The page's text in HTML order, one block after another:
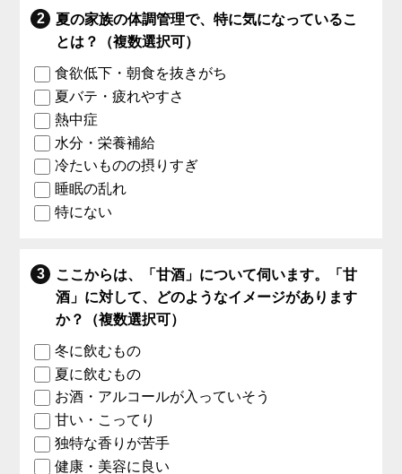
夏の家族の体調管理で、特に気になっているこ
とは？（複数選択可）
食欲低下・朝食を抜きがち
夏バテ・疲れやすさ
熱中症
水分・栄養補給
冷たいものの摂りすぎ
睡眠の乱れ
特にない
ここからは、「甘酒」について伺います。「甘
酒」に対して、どのようなイメージがあります
か？（複数選択可）
冬に飲むもの
夏に飲むもの
お酒・アルコールが入っていそう
甘い・こってり
独特な香りが苦手
健康・美容に良い